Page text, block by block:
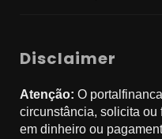
Disclaimer
Atenção: O
circunstância, solicita ou
em dinheiro ou